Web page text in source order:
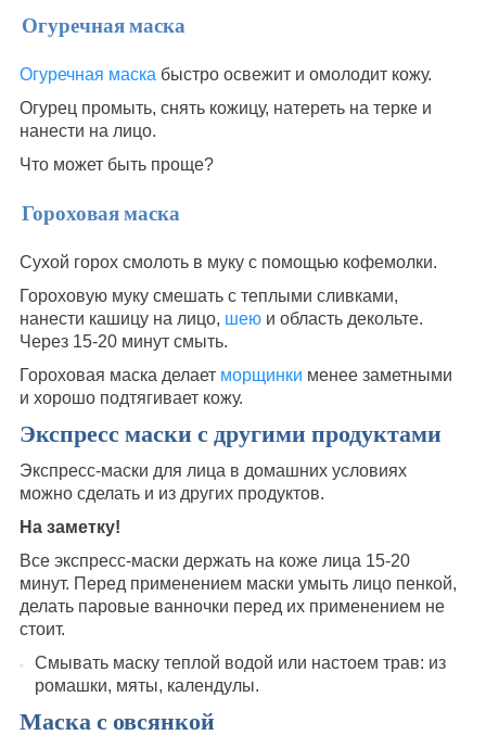
Огуречная маска
Огуречная маскабыстро освежит и омолодит кожу.
Огурец промыть, снять кожицу, натереть на терке и
нанести на лицо.
Что может быть проще?
Гороховая маска
Сухой горох смолоть в муку с помощью кофемолки.
Гороховую муку смешать с теплыми сливками,
нанести кашицу на лицо, шеюи область декольте.
Через 15-20 минут смыть.
Гороховая маска делает морщинки менее заметными
и хорошо подтягивает кожу.
Экспресс маски с другими продуктами
Экспресс-маски для лица в домашних условиях
можно сделать и из других продуктов.
На заметку!
Все экспресс-маски держать на коже лица 15-20
минут. Перед применением маски умыть лицо пенкой,
делать паровые ванночки перед их применением не
стоит.
Смывать маску теплой водой или настоем трав: из
ромашки, мяты, календулы.
Маска с овсянкой